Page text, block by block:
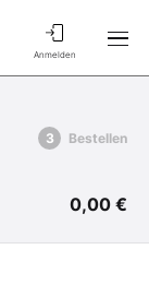
Anmelden
Bestellen
0,00 €